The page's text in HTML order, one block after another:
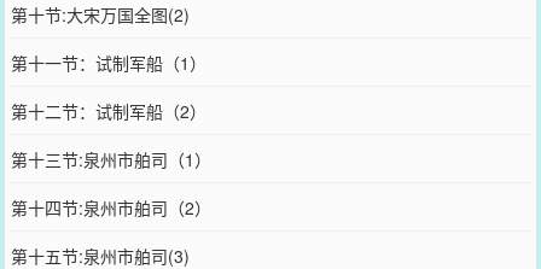
第十节:大宋万国全图(2)
第十一节：试制军船（1）
第十二节：试制军船（2）
第十三节:泉州市舶司（1）
第十四节:泉州市舶司（2）
第十五节:泉州市舶司(3)